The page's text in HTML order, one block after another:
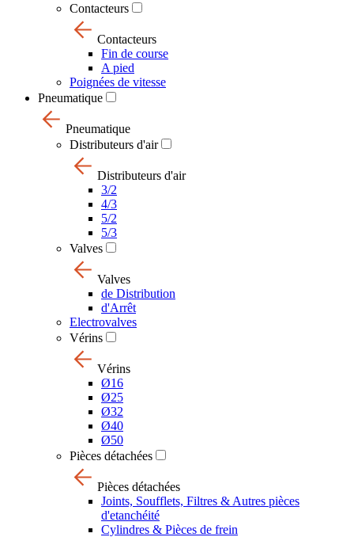
Contacteurs
Contacteurs
Fin de course
A pied
Poignées de vitesse
Pneumatique
Pneumatique
Distributeurs d'air
Distributeurs d'air
3/2
4/3
5/2
5/3
Valves
Valves
de Distribution
d'Arrêt
Electrovalves
Vérins
Vérins
Ø16
Ø25
Ø32
Ø40
Ø50
Pièces détachées
Pièces détachées
Joints, Soufflets, Filtres & Autres pièces
d'etanchéité
Cylindres & Pièces de frein